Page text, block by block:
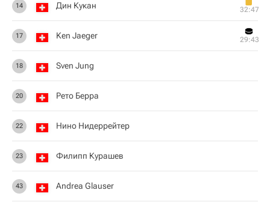
14 Дин Кукан 32:47
17 Ken Jaeger 29:43
18 Sven Jung
20 Рето Берра
22 Нино Нидеррейтер
23 Филипп Курашев
43 Andrea Glauser